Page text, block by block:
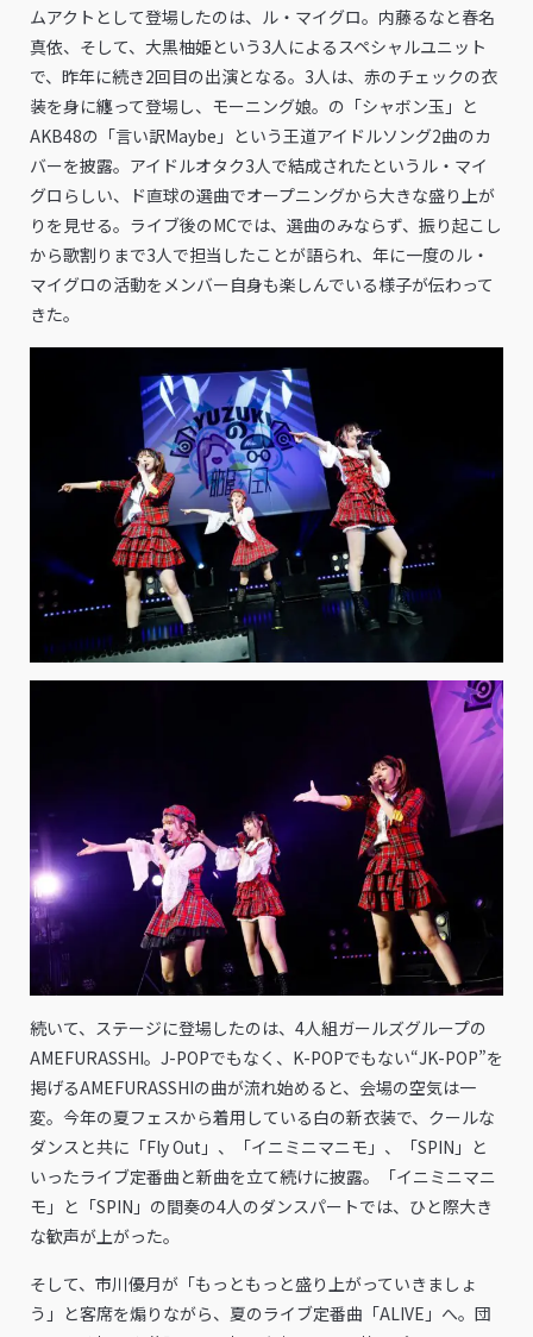
ムアクトとして登場したのは、ル・マイグロ。内藤るなと春名
真依、そして、大黒柚姫という3人によるスペシャルユニット
で、昨年に続き2回目の出演となる。3人は、赤のチェックの衣
装を身に纏って登場し、モーニング娘。の「シャボン玉」と
AKB48の「言い訳Maybe」という王道アイドルソング2曲のカ
バーを披露。アイドルオタク3人で結成されたというル・マイ
グロらしい、ド直球の選曲でオープニングから大きな盛り上が
りを見せる。ライブ後のMCでは、選曲のみならず、振り起こし
から歌割りまで3人で担当したことが語られ、年に一度のル・
マイグロの活動をメンバー自身も楽しんでいる様子が伝わって
きた。
続いて、ステージに登場したのは、4人組ガールズグループの
AMEFURASSHI。J-POPでもなく、K-POPでもない“JK-POP”を
掲げるAMEFURASSHIの曲が流れ始めると、会場の空気は一
変。今年の夏フェスから着用している白の新衣装で、クールな
ダンスと共に「Fly Out」、「イニミニマニモ」、「SPIN」と
いったライブ定番曲と新曲を立て続けに披露。「イニミニマニ
モ」と「SPIN」の間奏の4人のダンスパートでは、ひと際大き
な歓声が上がった。
そして、市川優月が「もっともっと盛り上がっていきましょ
う」と客席を煽りながら、夏のライブ定番曲「ALIVE」へ。団